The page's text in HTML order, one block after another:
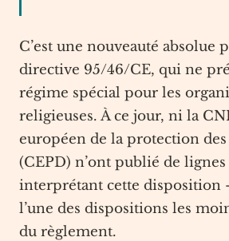
C’est une nouveauté absolue
directive 95/46/CE, qui ne
régime spécial pour les
religieuses. À ce jour, ni la
européen de la protection
(CEPD) n’ont publié de
interprétant cette disposition
l’une des dispositions les
du règlement.